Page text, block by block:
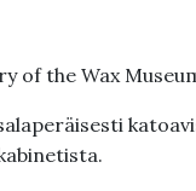
of the Wax